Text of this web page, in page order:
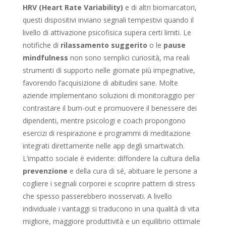
HRV (Heart Rate Variability) e di altri biomarcatori,
questi dispositivi inviano segnali tempestivi quando il
livello di attivazione psicofisica supera certi limiti. Le
notifiche di rilassamento suggerito o le pause
mindfulness non sono semplici curiosità, ma reali
strumenti di supporto nelle giornate più impegnative,
favorendo l’acquisizione di abitudini sane. Molte
aziende implementano soluzioni di monitoraggio per
contrastare il burn-out e promuovere il benessere dei
dipendenti, mentre psicologi e coach propongono
esercizi di respirazione e programmi di meditazione
integrati direttamente nelle app degli smartwatch.
L’impatto sociale è evidente: diffondere la cultura della
prevenzione e della cura di sé, abituare le persone a
cogliere i segnali corporei e scoprire pattern di stress
che spesso passerebbero inosservati. A livello
individuale i vantaggi si traducono in una qualità di vita
migliore, maggiore produttività e un equilibrio ottimale